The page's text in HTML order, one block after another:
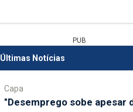
PUB
Últimas Notícias
Capa
"Desemprego sobe apesar